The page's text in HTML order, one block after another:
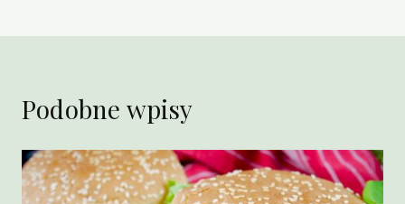
Podobne wpisy